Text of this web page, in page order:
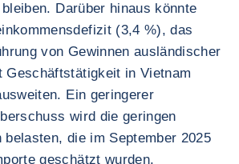
Darüber hinaus könnte
(3,4 %), das
von Gewinnen ausländischer
Geschäftstätigkeit in Vietnam
Ein geringerer
wird die geringen
belasten, die im September 2025
geschätzt wurden.